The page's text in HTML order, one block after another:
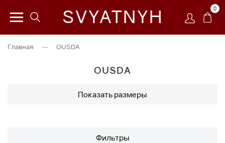
SVYATNYH 0
Главная — OUSDA
OUSDA
Показать размеры
Фильтры